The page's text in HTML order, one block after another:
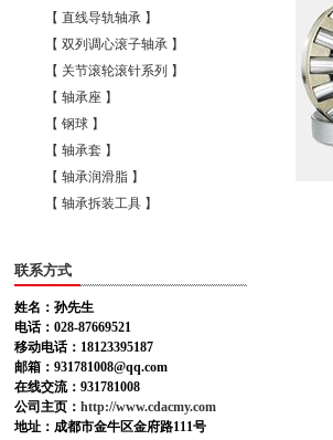
【 直线导轨轴承 】
【 双列调心滚子轴承 】
【 关节滚轮滚针系列 】
【 轴承座 】
【 钢球 】
【 轴承套 】
【 轴承润滑脂 】
【 轴承拆装工具 】
联系方式
姓名：孙先生
电话：028-87669521
移动电话：18123395187
邮箱：931781008@qq.com
在线交流：931781008
公司主页： http://www.cdacmy.com
地址：成都市金牛区金府路111号